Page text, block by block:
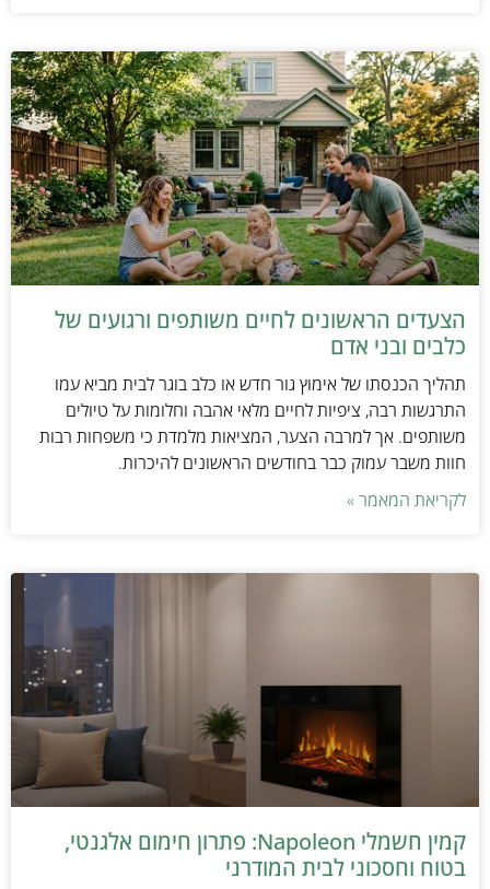
הצעדים הראשונים לחיים משותפים ורגועים של
כלבים ובני אדם
תהליך הכנסתו של אימוץ גור חדש או כלב בוגר לבית מביא עמו
התרגשות רבה, ציפיות לחיים מלאי אהבה וחלומות על טיולים
משותפים. אך למרבה הצער, המציאות מלמדת כי משפחות רבות
חוות משבר עמוק כבר בחודשים הראשונים להיכרות.
לקריאת המאמר »
קמין חשמלי Napoleon: פתרון חימום אלגנטי,
בטוח וחסכוני לבית המודרני